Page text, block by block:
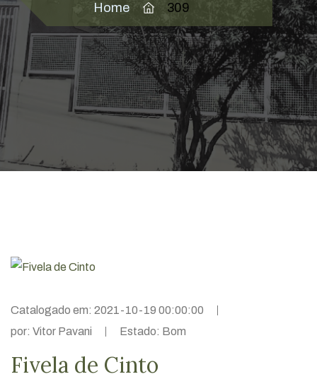
Home 309
Catalogado em: 2021-10-19 00:00:00
por: Vitor Pavani
Estado: Bom
Fivela de Cinto